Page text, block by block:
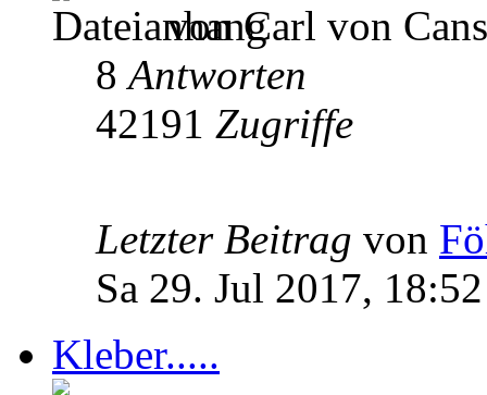
von Carl von
8Antworten
42191 Zugriffe
Letzter Beitrag von
Sa 29. Jul 2017, 18:52
Kleber.....